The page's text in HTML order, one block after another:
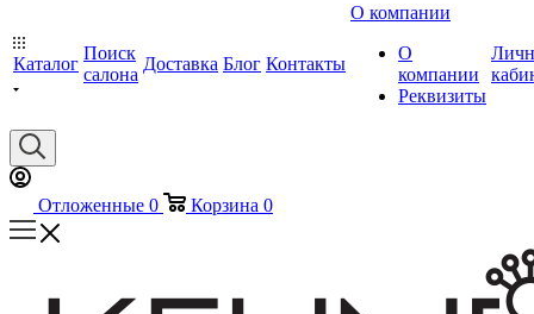
Каталог
Поиск
салона
Доставка Блог Контакты
О компании
О
компании
Реквизиты
Отложенные 0 Корзина 0